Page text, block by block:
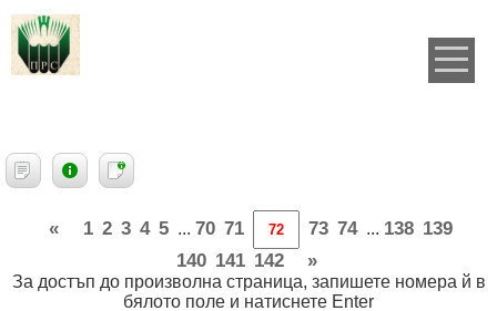
« 1 2 3 4 5 ... 70 71 73 74 ... 138 139
140 141 142 »
За достъп до произволна страница, запишете номера й в
бялото поле и натиснете Enter